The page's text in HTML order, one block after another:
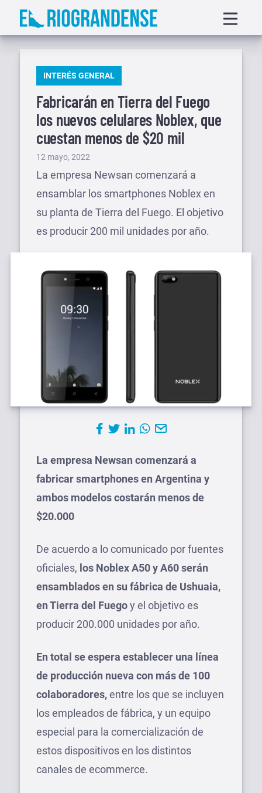
Saltar
menu
PUBLICADO
INTERÉS GENERAL
Fabricarán en Tierra del Fuego
los nuevos celulares Noblex, que
cuestan menos de $20 mil
Publicado
el
12 mayo, 2022
La empresa Newsan comenzará a
ensamblar los smartphones Noblex en
su planta de Tierra del Fuego. El objetivo
es producir 200 mil unidades por año.
La empresa Newsan comenzará a
fabricar smartphones en Argentina y
ambos modelos costarán menos de
$20.000
De acuerdo a lo comunicado por fuentes
oficiales, los Noblex A50 y A60 serán
ensamblados en su fábrica de Ushuaia,
en Tierra del Fuegoy el objetivo es
producir 200.000 unidades por año.
En total se espera establecer una línea
de producción nueva con más de 100
colaboradores,entre los que se incluyen
los empleados de fábrica, y un equipo
especial para la comercialización de
estos dispositivos en los distintos
canales de ecommerce.